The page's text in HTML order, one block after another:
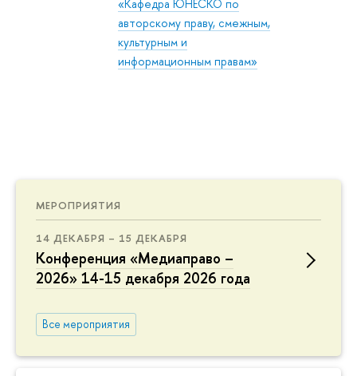
МЕРОПРИЯТИЯ
14 ДЕКАБРЯ – 15 ДЕКАБРЯ
Конференция «Медиаправо –
2026» 14-15 декабря 2026 года
Все мероприятия
«Кафедра ЮНЕСКО по
авторскому праву, смежным,
культурным и
информационным правам»